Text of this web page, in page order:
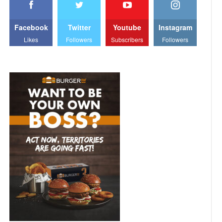
Facebook
Likes
Twitter
Followers
Youtube
Subscribers
Instagram
Followers